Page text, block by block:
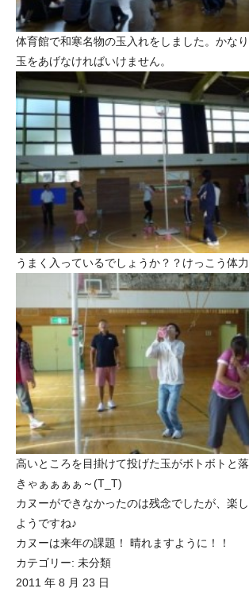
体育館で和寒名物の玉入れをしました。かな
玉をあげなければいけません。
うまく入っているでしょうか？？けっこう体力
高いところを目掛けて投げた玉がボトボトと
きゃぁぁぁぁ～(T_T)
カヌーができなかったのは残念でしたが、楽
ようですね♪
カヌーは来年の課題！ 晴れますように！！
カテゴリー: 未分類
2011 年 8 月 23 日